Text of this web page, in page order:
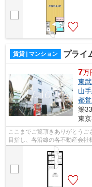
賃貸 | マンション プライ
7万
東
山
都
築
東
ここまでご覧頂きありがとうご
目指し、各沿線の各不動産会
様へ提供しております！最新の